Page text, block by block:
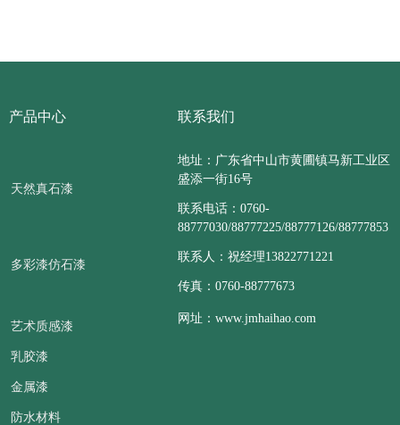
联系我们
地址：广东省中山市黄圃镇马新工业区
盛添一街16号
联系电话：0760-
88777030/88777225/88777126/88777853
联系人：祝经理13822771221
传真：0760-88777673
网址：www.jmhaihao.com
产品中心
天然真石漆
多彩漆仿石漆
艺术质感漆
乳胶漆
金属漆
防水材料